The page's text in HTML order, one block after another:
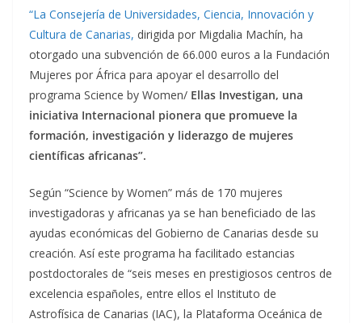
“La Consejería de Universidades, Ciencia, Innovación y
Cultura de Canarias, dirigida por Migdalia Machín, ha
otorgado una subvención de 66.000 euros a la Fundación
Mujeres por África para apoyar el desarrollo del
programa Science by Women/ Ellas Investigan, una
iniciativa Internacional pionera que promueve la
formación, investigación y liderazgo de mujeres
científicas africanas”.
Según “Science by Women” más de 170 mujeres
investigadoras y africanas ya se han beneficiado de las
ayudas económicas del Gobierno de Canarias desde su
creación. Así este programa ha facilitado estancias
postdoctorales de “seis meses en prestigiosos centros de
excelencia españoles, entre ellos el Instituto de
Astrofísica de Canarias (IAC), la Plataforma Oceánica de